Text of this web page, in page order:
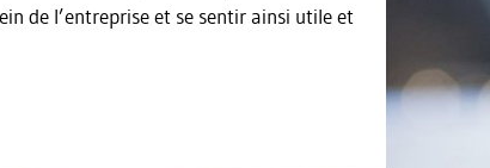
de l’entreprise et se sentir ainsi utile et